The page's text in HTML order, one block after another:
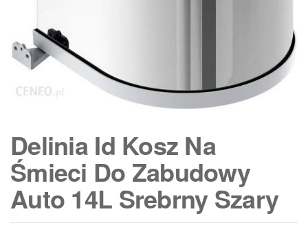
Delinia Id Kosz Na
Śmieci Do Zabudowy
Auto 14L Srebrny Szary